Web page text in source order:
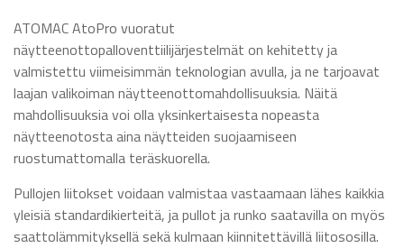
ATOMAC AtoPro vuoratut
näytteenottopalloventtiilijärjestelmät on kehitetty ja
valmistettu viimeisimmän teknologian avulla, ja ne tarjoavat
laajan valikoiman näytteenottomahdollisuuksia. Näitä
mahdollisuuksia voi olla yksinkertaisesta nopeasta
näytteenotosta aina näytteiden suojaamiseen
ruostumattomalla teräskuorella.
Pullojen liitokset voidaan valmistaa vastaamaan lähes kaikkia
yleisiä standardikierteitä, ja pullot ja runko saatavilla on myös
saattolämmityksellä sekä kulmaan kiinnitettävillä liitososilla.